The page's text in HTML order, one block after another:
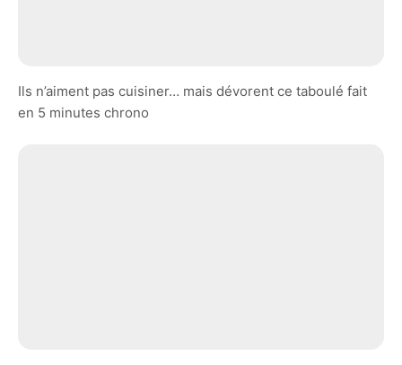
Ils n’aiment pas cuisiner… mais dévorent ce taboulé fait
en 5 minutes chrono